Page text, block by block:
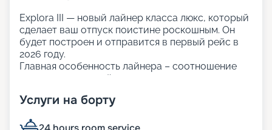
Explora III — новый лайнер класса люкс, который
сделает ваш отпуск поистине роскошным. Он
будет построен и отправится в первый рейс в
2026 году.
Главная особенность лайнера – соотношение
персонала и гостей 1 к 1, что позволяет уделить
персональный подход и индивидуальный сервис.
экологичны: компания использует гибридные
Услуги на борту